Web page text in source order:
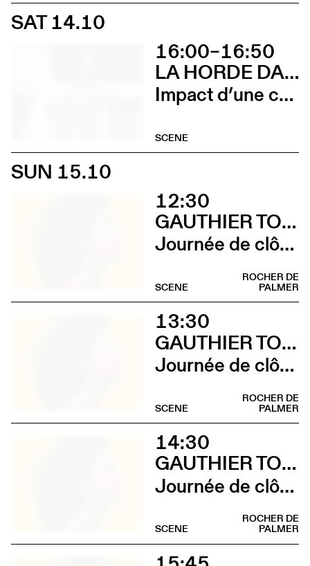
SAT 14.10
16:00–16:50
LA HORDE DANS LES PAVÉS
Impact d’une course x Stadium
SCENE
SUN 15.10
12:30
GAUTHIER TOUX TRIO / LOUIS JUCKER / YILIAN CAÑIZARES
Journée de clôture du FAB (Brunch)
ROCHER DE
PALMER
SCENE
13:30
GAUTHIER TOUX TRIO / LOUIS JUCKER / YILIAN CAÑIZARES
Journée de clôture du FAB (Sieste musicale)
ROCHER DE
PALMER
SCENE
14:30
GAUTHIER TOUX TRIO / LOUIS JUCKER / YILIAN CAÑIZARES
Journée de clôture du FAB (Gauthier Toux Trio)
ROCHER DE
PALMER
SCENE